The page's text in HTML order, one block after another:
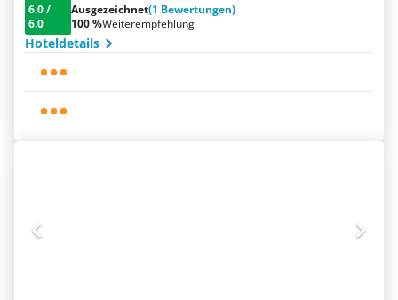
6.0/
6.0
Ausgezeichnet(1 Bewertungen)
100 %Weiterempfehlung
Hoteldetails